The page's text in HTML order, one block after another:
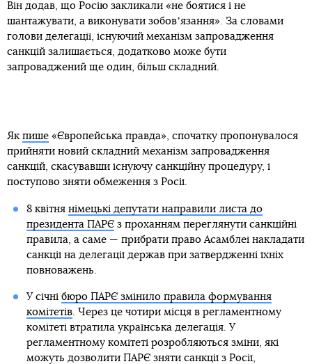
Він додав, що Росію закликали «не боятися і не
шантажувати, а виконувати зобовʼязання». За словами
голови делегації, існуючий механізм запровадження
санкцій залишається, додатково може бути
запроваджений ще один, більш складний.
Як пише «Європейська правда», спочатку пропонувалося
прийняти новий складний механізм запровадження
санкцій, скасувавши існуючу санкційну процедуру, і
поступово зняти обмеження з Росії.
8 квітня німецькі депутати направили листа до
президента ПАРЄз проханням переглянути санкційні
правила, а саме — прибрати право Асамблеї накладати
санкції на делегації держав при затвердженні їхніх
повноважень.
У січні бюро ПАРЄ змінило правила формування
комітетів. Через це чотири місця в регламентному
комітеті втратила українська делегація. У
регламентному комітеті розробляються зміни, які
можуть дозволити ПАРЄ зняти санкції з Росії,